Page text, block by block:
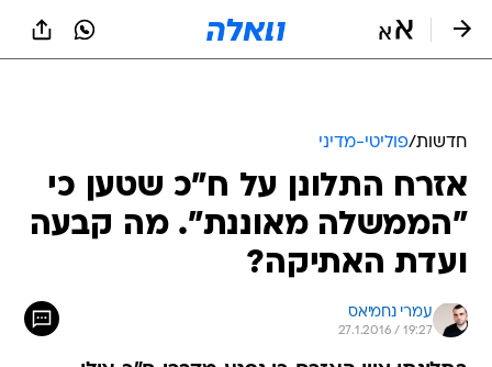
חדשות/פוליטי-מדיני
אזרח התלונן על ח"כ שטען כי
"הממשלה מאוננת". מה קבעה
ועדת האתיקה?
עמרי נחמיאס
27.1.2016 / 19:27